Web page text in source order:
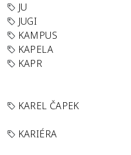
JU
JUGI
KAMPUS
KAPELA
KAPR
KAREL ČAPEK
KARIÉRA